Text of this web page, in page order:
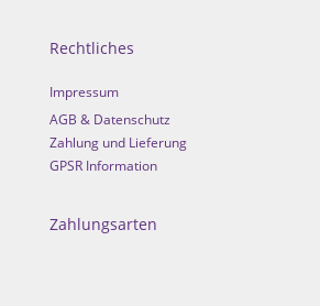
Rechtliches
Impressum
AGB & Datenschutz
Zahlung und Lieferung
GPSR Information
Zahlungsarten